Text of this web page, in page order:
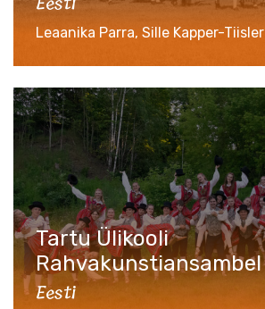
Leaanika Parra, Sille Kapper-Tiisler
Tartu Ülikooli
Rahvakunstiansambel
Eesti